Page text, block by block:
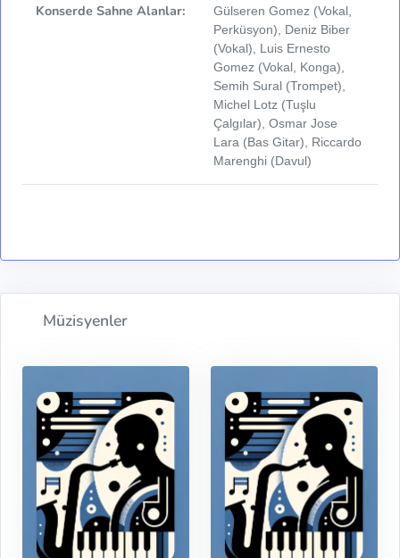
Konserde Sahne Alanlar:
Gülseren Gomez (Vokal,
Perküsyon), Deniz Biber
(Vokal), Luis Ernesto
Gomez (Vokal, Konga),
Semih Sural (Trompet),
Michel Lotz (Tuşlu
Çalgılar), Osmar Jose
Lara (Bas Gitar), Riccardo
Marenghi (Davul)
Müzisyenler